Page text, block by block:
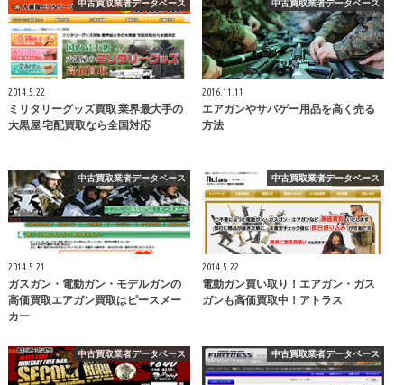
中古買取業者データベース
2014.5.22
ミリタリーグッズ買取 業界最大手の
大黒屋 宅配買取なら全国対応
中古買取業者データベース
2016.11.11
エアガンやサバゲー用品を高く売る
方法
中古買取業者データベース
2014.5.21
ガスガン・電動ガン・モデルガンの
高価買取エアガン買取はピースメー
カー
中古買取業者データベース
2014.5.22
電動ガン買い取り！エアガン・ガス
ガンも高価買取中！アトラス
中古買取業者データベース 中古買取業者データベース